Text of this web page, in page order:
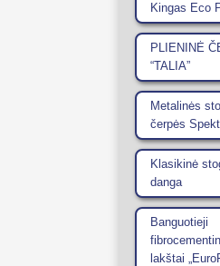
Kingas Eco
PLIENINĖ
“TALIA”
Metalinės
čerpės
Klasikinė
danga
Banguotieji
lakštai